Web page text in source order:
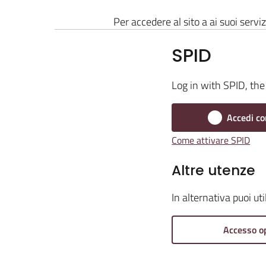
Per accedere al sito a ai suoi
SPID
Log in with SPID,
Accedi
Come attivare SPID
Altre utenze
In alternativa puoi
Accesso